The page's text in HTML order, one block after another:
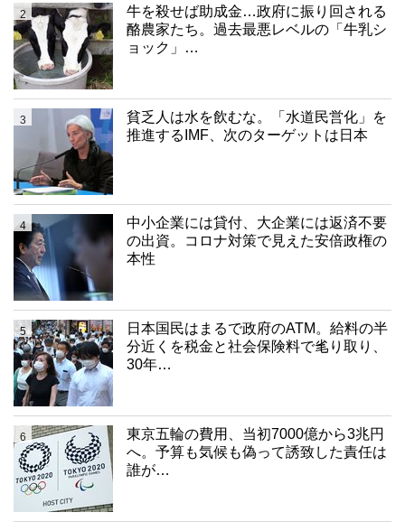
2
牛を殺せば助成金…政府に振り回される
酪農家たち。過去最悪レベルの「牛乳シ
ョック」…
3
貧乏人は水を飲むな。「水道民営化」を
推進するIMF、次のターゲットは日本
4
中小企業には貸付、大企業には返済不要
の出資。コロナ対策で見えた安倍政権の
本性
5
日本国民はまるで政府のATM。給料の半
分近くを税金と社会保険料で毟り取り、
30年…
6
東京五輪の費用、当初7000億から3兆円
へ。予算も気候も偽って誘致した責任は
誰が…